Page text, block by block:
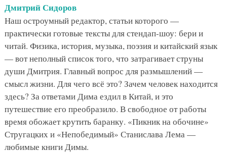
Дмитрий Сидоров
Наш остроумный редактор, статьи которого —
практически готовые тексты для стендап-шоу: бери и
читай. Физика, история, музыка, поэзия и китайский язык
— вот неполный список того, что затрагивает струны
души Дмитрия. Главный вопрос для размышлений —
смысл жизни. Для чего всё это? Зачем человек находится
здесь? За ответами Дима ездил в Китай, и это
путешествие его преобразило. В свободное от работы
время обожает крутить баранку. «Пикник на обочине»
Стругацких и «Непобедимый» Станислава Лема —
любимые книги Димы.